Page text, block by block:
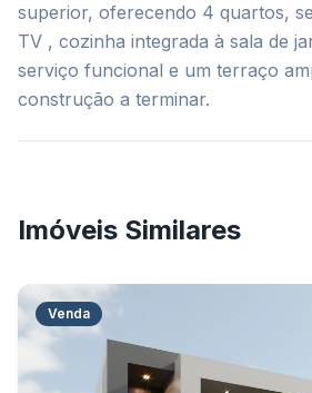
superior, oferecendo 4 quartos,
TV , cozinha integrada à sala de
serviço funcional e um terraço
construção a terminar.
Imóveis Similares
Venda